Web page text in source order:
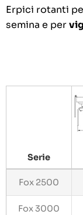
Erpici rotanti
semina e per
Serie
Fox 2500
Fox 3000